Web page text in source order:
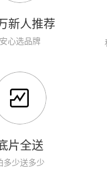
新人推荐
安心选品牌
片全送
多少送多少